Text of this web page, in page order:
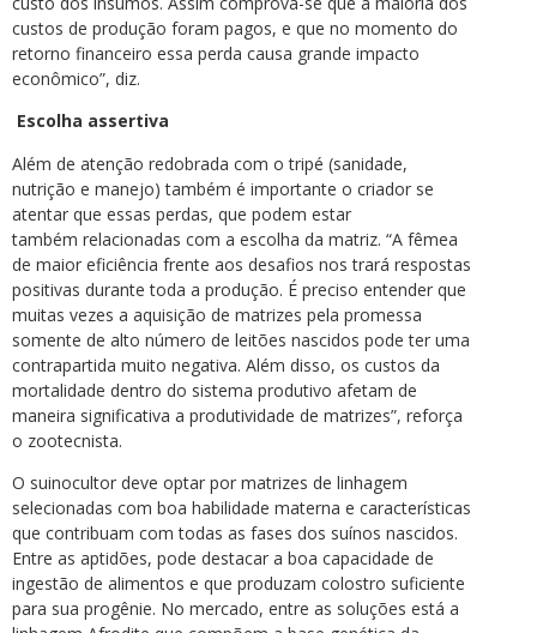
custos de produção foram pagos, e que no momento do
retorno financeiro essa perda causa grande impacto
econômico”, diz.
Escolha assertiva
Além de atenção redobrada com o tripé (sanidade,
nutrição e manejo) também é importante o criador se
atentar que essas perdas, que podem estar
também relacionadas com a escolha da matriz. “A fêmea
de maior eficiência frente aos desafios nos trará respostas
positivas durante toda a produção. É preciso entender que
muitas vezes a aquisição de matrizes pela promessa
somente de alto número de leitões nascidos pode ter uma
contrapartida muito negativa. Além disso, os custos da
mortalidade dentro do sistema produtivo afetam de
maneira significativa a produtividade de matrizes”, reforça
o zootecnista.
O suinocultor deve optar por matrizes de linhagem
selecionadas com boa habilidade materna e características
que contribuam com todas as fases dos suínos nascidos.
Entre as aptidões, pode destacar a boa capacidade de
ingestão de alimentos e que produzam colostro suficiente
para sua progênie. No mercado, entre as soluções está a